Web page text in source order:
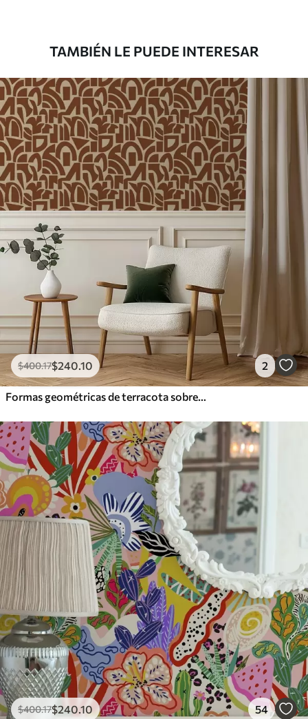
/m²
Premium
1100.00$660.00/m²
Vinilo Premium
1266.67$ 760.00/m²
TAMBIÉN LE PUEDE INTERESAR
$400.17$240.10 2
Formas geométricas de terracota sobre lino
$400.17$240.10 54